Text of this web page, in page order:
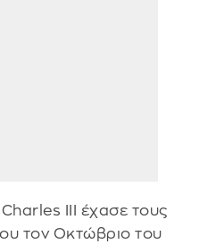
III έχασε τους
τον Οκτώβριο του